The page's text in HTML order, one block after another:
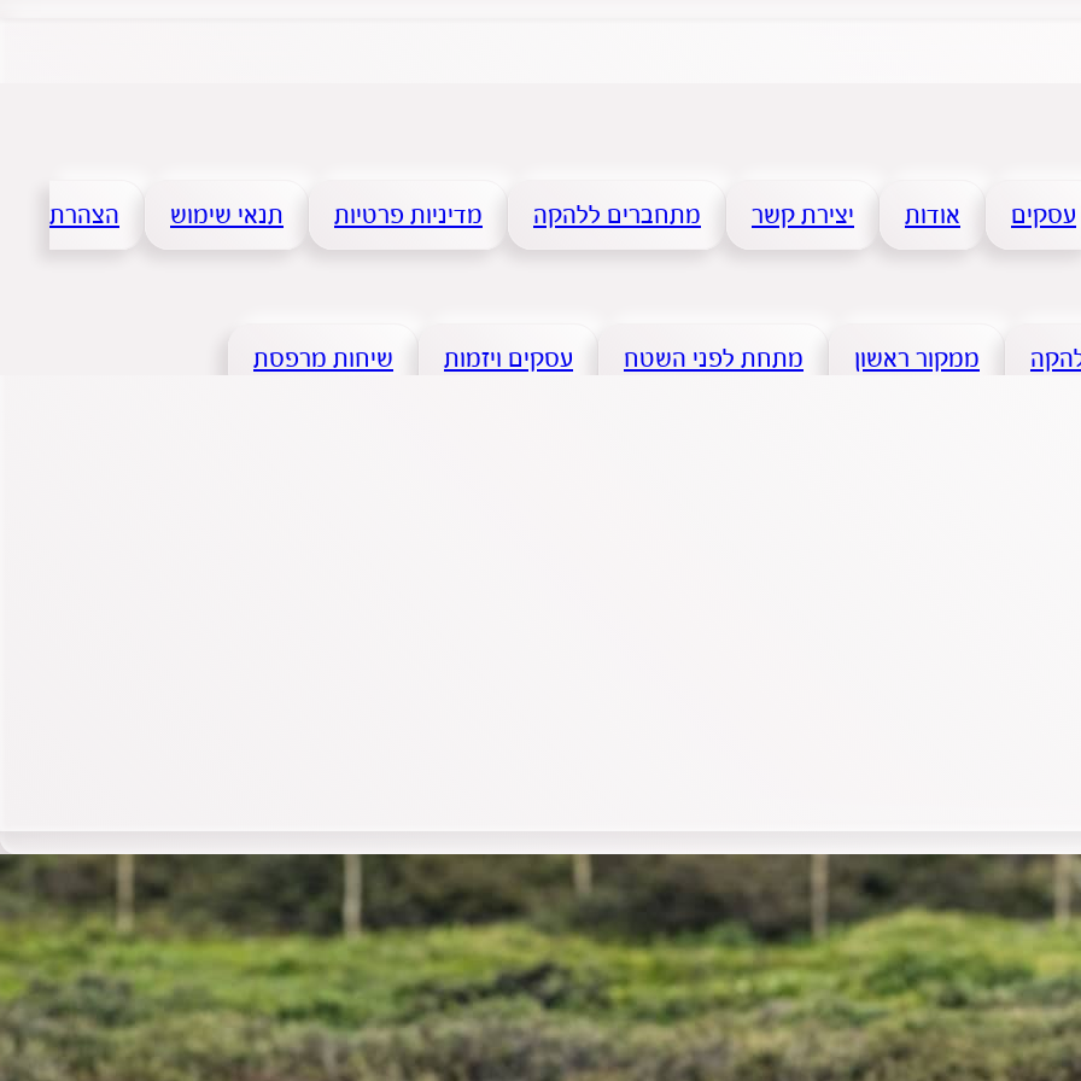
עסקים אודות יצירת קשר מתחברים ללהקה מדיניות פרטיות תנאי שימוש
הצהרת
ממקור ראשון מתחת לפני השטח עסקים ויזמות שיחות מרפסת